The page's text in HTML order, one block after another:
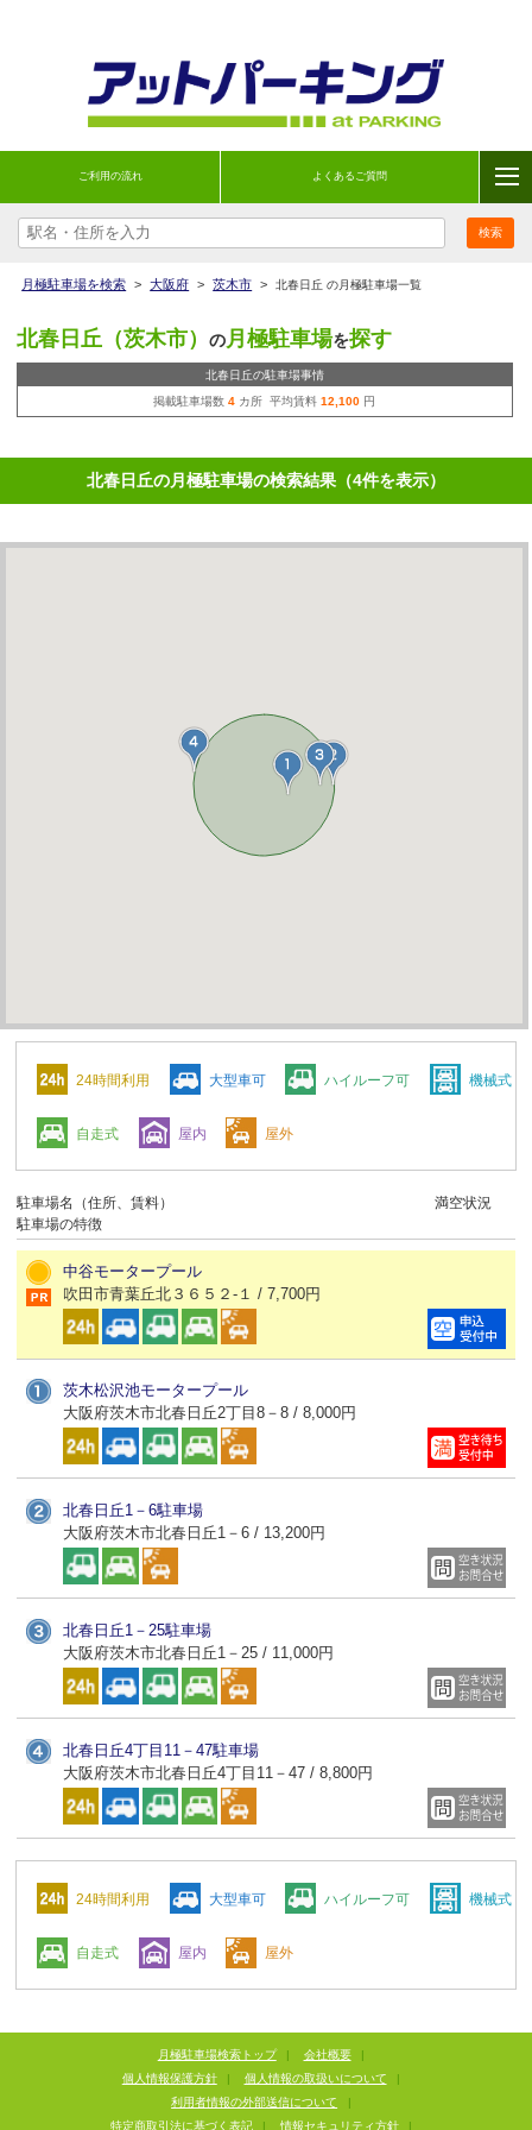
ご利用の流れ よくあるご質問
月極駐車場を検索 > 大阪府 > 茨木市 > 北春日丘 の月極駐車場一覧
北春日丘（茨木市） の月極駐車場を探す
北春日丘の駐車場事情
掲載駐車場数4 カ所 平均賃料12,100 円
北春日丘の月極駐車場の検索結果（4件を表示）
24時間利用 大型車可 ハイルーフ可 機械式
自走式 屋内 屋外
駐車場名（住所、賃料）
駐車場の特徴
満空状況
中谷モータープール
吹田市青葉丘北３６５２-１ / 7,700円
茨木松沢池モータープール
大阪府茨木市北春日丘2丁目8－8 / 8,000円
北春日丘1－6駐車場
大阪府茨木市北春日丘1－6 / 13,200円
北春日丘1－25駐車場
大阪府茨木市北春日丘1－25 / 11,000円
北春日丘4丁目11－47駐車場
大阪府茨木市北春日丘4丁目11－47 / 8,800円
24時間利用 大型車可 ハイルーフ可 機械式
自走式 屋内 屋外
月極駐車場検索トップ | 会社概要
|
個人情報保護方針
| 個人情報の取扱いについて
|
利用者情報の外部送信について
|
特定商取引法に基づく表記
| 情報セキュリティ方針 |